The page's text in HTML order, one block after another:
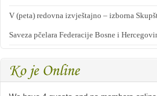
V (peta) redovna izvještajno – izborna
Saveza pčelara Federacije Bosne i